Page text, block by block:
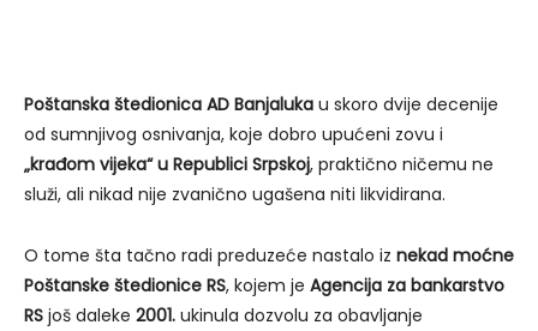
Poštanska štedionica AD Banjaluka u skoro dvije decenije
od sumnjivog osnivanja, koje dobro upućeni zovu i
„krađom vijeka“ u Republici Srpskoj, praktično ničemu ne
služi, ali nikad nije zvanično ugašena niti likvidirana.
O tome šta tačno radi preduzeće nastalo iz nekad moćne
Poštanske štedionice RS, kojem je Agencija za bankarstvo
RS još daleke 2001. ukinula dozvolu za obavljanje